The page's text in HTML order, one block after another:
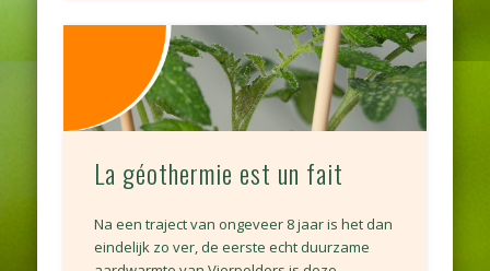
La géothermie est un fait
Na een traject van ongeveer 8 jaar is het dan
eindelijk zo ver, de eerste echt duurzame